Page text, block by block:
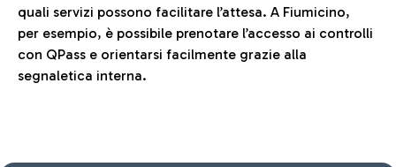
quali servizi possono facilitare l’attesa. A Fiumicino,
per esempio, è possibile prenotare l’accesso ai controlli
con QPass e orientarsi facilmente grazie alla
segnaletica interna.